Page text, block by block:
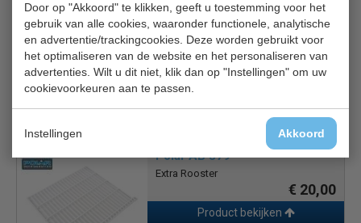
Door op "Akkoord" te klikken, geeft u toestemming voor het
gebruik van alle cookies, waaronder functionele, analytische
en advertentie/trackingcookies. Deze worden gebruikt voor
het optimaliseren van de website en het personaliseren van
advertenties. Wilt u dit niet, klik dan op "Instellingen" om uw
cookievoorkeuren aan te passen.
Instellingen Akkoord
Handleiding voor gebruik en onderhoud
2 jaar garantie.
Gerelateerde producten
Polar AB 379
Extra Rooster
€ 20,00
Product bekijken